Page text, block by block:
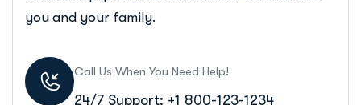
you and your family.
Call Us When You Need Help!
24/7 Support: +1 800-123-1234